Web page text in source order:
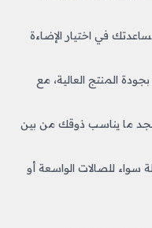
في اختيار الإضاءة
المنتج العالية، مع
ما يناسب ذوقك من بين
سواء للصالات الواسعة أو